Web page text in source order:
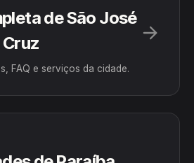
de São José
FAQ e serviços da cidade.